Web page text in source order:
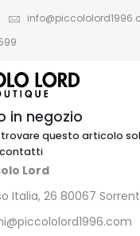
in negozio
trovare questo articolo
Lord
Italia, 26 80067